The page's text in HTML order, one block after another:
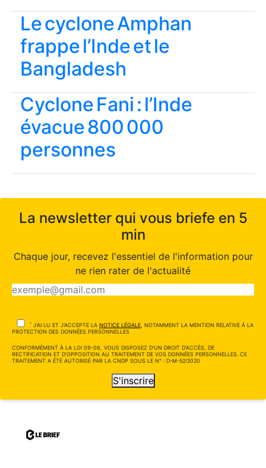
Le cyclone Amphan
frappe l’Inde et le
Bangladesh
Cyclone Fani : l’Inde
évacue 800 000
personnes
La newsletter qui vous briefe en 5
min
Chaque jour, recevez l'essentiel de l'information pour
ne rien rater de l'actualité
* J'AI LU ET J'ACCEPTE LA NOTICE LÉGALE , NOTAMMENT LA MENTION RELATIVE À LA
PROTECTION DES DONNÉES PERSONNELLES
CONFORMÉMENT À LA LOI 09-08, VOUS DISPOSEZ D'UN DROIT D'ACCÈS, DE
RECTIFICATION ET D'OPPOSITION AU TRAITEMENT DE VOS DONNÉES PERSONNELLES. CE
TRAITEMENT A ÉTÉ AUTORISÉ PAR LA CNDP SOUS LE N° : D-M-52/2020
S'inscrire